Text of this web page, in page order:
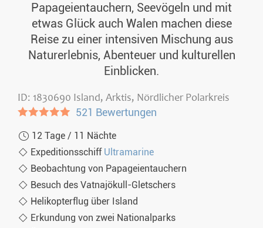
Papageientauchern, Seevögeln und mit
etwas Glück auch Walen machen diese
Reise zu einer intensiven Mischung aus
Naturerlebnis, Abenteuer und kulturellen
Einblicken.
ID: 1830690 Island, Arktis, Nördlicher Polarkreis
●●●●● 521 Bewertungen
12 Tage / 11 Nächte
Expeditionsschiff Ultramarine
Beobachtung von Papageientauchern
Besuch des Vatnajökull-Gletschers
Helikopterflug über Island
Erkundung von zwei Nationalparks